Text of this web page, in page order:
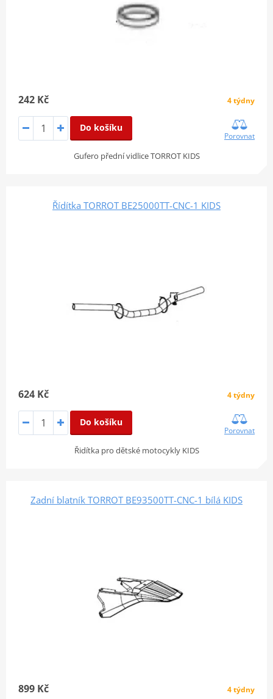
242 Kč 4 týdny
Do košíku
Porovnat
Gufero přední vidlice TORROT KIDS
Řídítka TORROT BE25000TT-CNC-1 KIDS
624 Kč 4 týdny
Do košíku
Porovnat
Řidítka pro dětské motocykly KIDS
Zadní blatník TORROT BE93500TT-CNC-1 bílá KIDS
899 Kč 4 týdny